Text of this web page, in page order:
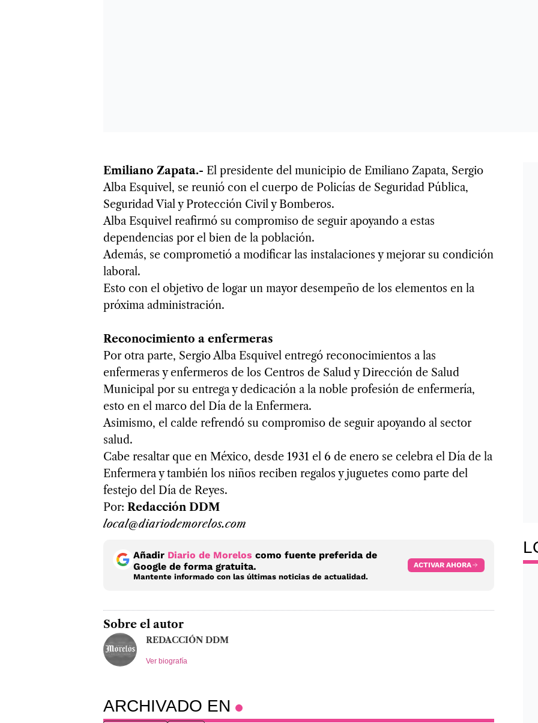
Emiliano Zapata.- El presidente del municipio de Emiliano Zapata, Sergio
Alba Esquivel, se reunió con el cuerpo de Policías de Seguridad Pública,
Seguridad Vial y Protección Civil y Bomberos.
Alba Esquivel reafirmó su compromiso de seguir apoyando a estas
dependencias por el bien de la población.
Además, se comprometió a modificar las instalaciones y mejorar su condición
laboral.
Esto con el objetivo de logar un mayor desempeño de los elementos en la
próxima administración.
Reconocimiento a enfermeras
Por otra parte, Sergio Alba Esquivel entregó reconocimientos a las
enfermeras y enfermeros de los Centros de Salud y Dirección de Salud
Municipal por su entrega y dedicación a la noble profesión de enfermería,
esto en el marco del Día de la Enfermera.
Asimismo, el calde refrendó su compromiso de seguir apoyando al sector
salud.
Cabe resaltar que en México, desde 1931 el 6 de enero se celebra el Día de la
Enfermera y también los niños reciben regalos y juguetes como parte del
festejo del Día de Reyes.
Por: Redacción DDM
local@diariodemorelos.com
Añadir Diario de Morelos como fuente preferida de
Google de forma gratuita.
Mantente informado con las últimas noticias de actualidad.
ACTIVAR AHORA
Sobre el autor
REDACCIÓN DDM
Ver biografía
ARCHIVADO EN